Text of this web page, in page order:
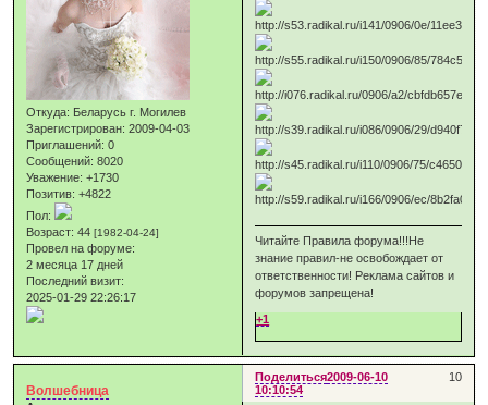
Откуда: Беларусь г. Могилев
Зарегистрирован: 2009-04-03
Приглашений: 0
Сообщений: 8020
Уважение: +1730
Позитив: +4822
Пол:
Возраст: 44[1982-04-24]
Провел на форуме:
2 месяца 17 дней
Последний визит:
2025-01-29 22:26:17
Читайте Правила форума!!!Не
знание правил-не освобождает от
ответственности! Реклама сайтов и
форумов запрещена!
+1
Поделиться 10
2009-06-10
10:10:54
Волшебница